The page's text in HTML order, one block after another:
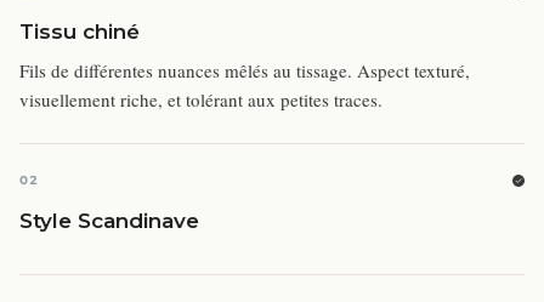
Tissu chiné
Fils de différentes nuances mêlés au tissage. Aspect texturé,
visuellement riche, et tolérant aux petites traces.
02
Style Scandinave